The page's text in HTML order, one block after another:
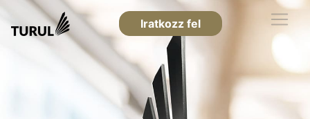
Iratkozz fel